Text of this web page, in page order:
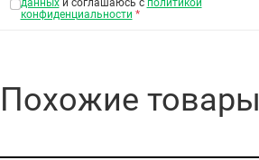
конфиденциальности *
Похожие товары